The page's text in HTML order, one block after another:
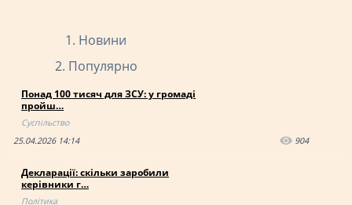
Новини
Популярно
Понад 100 тисяч для ЗСУ: у громаді
пройш…
Суспільство
25.04.2026 14:14
904
Декларації: скільки заробили
керівники г…
Політика